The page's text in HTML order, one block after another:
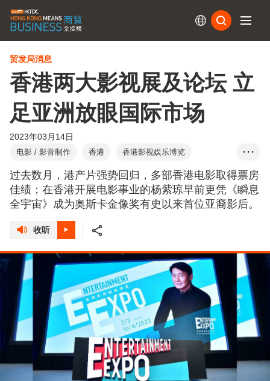
贸发局消息
香港两大影视展及论坛 立
足亚洲放眼国际市场
2023年03月14日
电影 / 影音制作 香港
香港影视娱乐博览
Entertainment Exp...
香港国际影视展
香港国际电影节
HKIFF
香港电影金像奖
HKFA
ifva独立短片及影像媒体节
亚洲电影大奖
香港亚洲电影投资会
数码娱乐论坛
方舜文
电影发展基金
• • •
过去数月，港产片强势回归，多部香港电影取得票房
佳绩；在香港开展电影事业的杨紫琼早前更凭《瞬息
全宇宙》成为奥斯卡金像奖有史以来首位亚裔影后。
收听